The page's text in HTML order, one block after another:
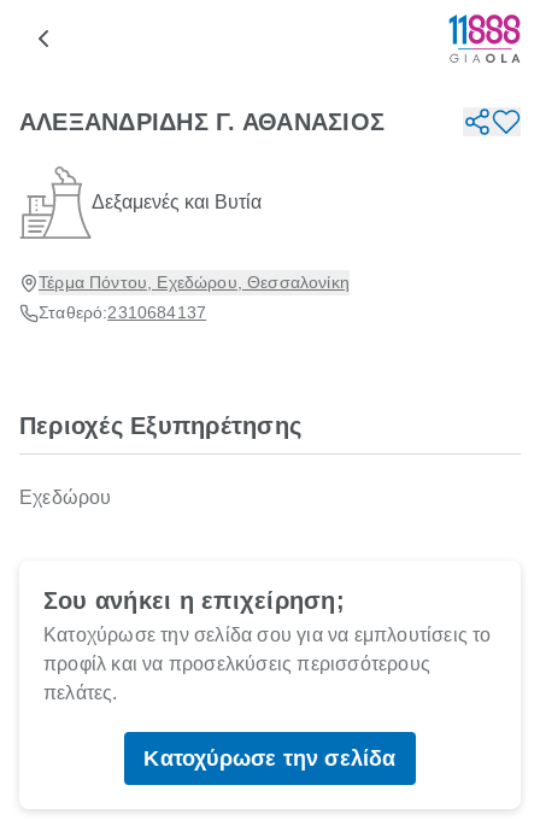
ΑΛΕΞΑΝΔΡΙΔΗΣ Γ. ΑΘΑΝΑΣΙΟΣ
Δεξαμενές και Βυτία
Τέρμα Πόντου, Εχεδώρου, Θεσσαλονίκη
Σταθερό:2310684137
Περιοχές Εξυπηρέτησης
Εχεδώρου
Σου ανήκει η επιχείρηση;
Κατοχύρωσε την σελίδα σου για να εμπλουτίσεις το
προφίλ και να προσελκύσεις περισσότερους
πελάτες.
Κατοχύρωσε την σελίδα